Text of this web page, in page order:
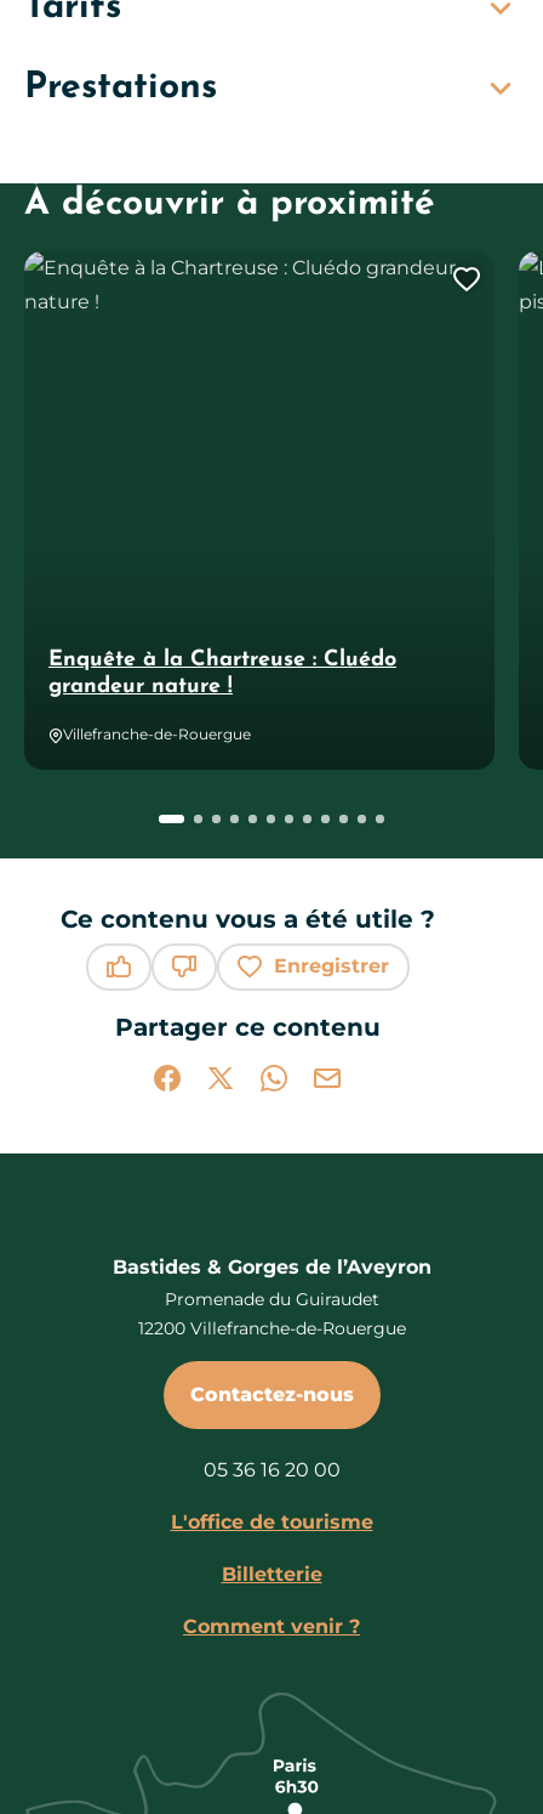
Tarifs
Prestations
À découvrir à proximité
Enquête à la Chartreuse : Cluédo
grandeur nature !
Villefranche-de-Rouergue
Enquête à la Chartreuse : Cluédo grandeur nature ! Le
Ce contenu vous a été utile ?
Enregistrer
Partager ce contenu
Partager sur Facebook (nouvelle
Partager sur X / Twitter (nouvelle
Partager sur WhatsApp
Partager par mail
Bastides & Gorges de l’Aveyron
Promenade du Guiraudet
12200 Villefranche-de-Rouergue
Contactez-nous
05 36 16 20 00
L'office de tourisme
Billetterie
Comment venir ?